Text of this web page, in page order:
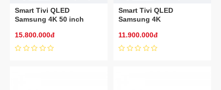
Smart Tivi QLED
Samsung 4K 50 inch
15.800.000đ
Smart Tivi QLED
Samsung 4K
11.900.000đ